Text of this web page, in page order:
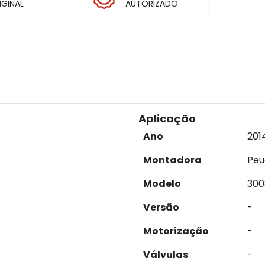
AUTORIZADO
Aplicação
Ano
Montadora
Modelo
Versão
-
Motorização
-
Válvulas
-